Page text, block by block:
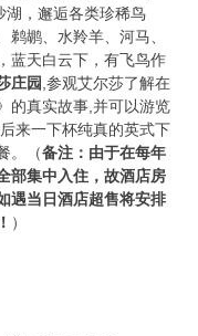
湖，邂逅各类珍稀鸟
鹕、水羚羊、河马、
蓝天白云下，有飞鸟作
庄园 ,参观艾尔莎了解在
的真实故事,并可以游览
来一下杯纯真的英式下
。（备注：由于在每年
部集中入住，故酒店房
遇当日酒店超售将安排
）